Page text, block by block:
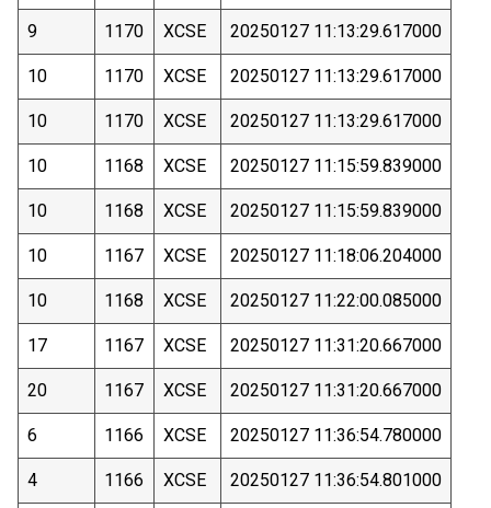
9 1170 XCSE 20250127 11:13:29.617000
10 1170 XCSE 20250127 11:13:29.617000
10 1170 XCSE 20250127 11:13:29.617000
10 1168 XCSE 20250127 11:15:59.839000
10 1168 XCSE 20250127 11:15:59.839000
10 1167 XCSE 20250127 11:18:06.204000
10 1168 XCSE 20250127 11:22:00.085000
17 1167 XCSE 20250127 11:31:20.667000
20 1167 XCSE 20250127 11:31:20.667000
6 1166 XCSE 20250127 11:36:54.780000
4 1166 XCSE 20250127 11:36:54.801000